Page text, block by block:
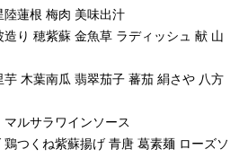
陸蓮根 梅肉 美味出汁
造り 穂紫蘇 金魚草 ラディッシュ 献 山
芋 木葉南瓜 翡翠茄子 蕃茄 絹さや 八方
マルサラワインソース
鶏つくね紫蘇揚げ 青唐 葛素麺 ローズソ